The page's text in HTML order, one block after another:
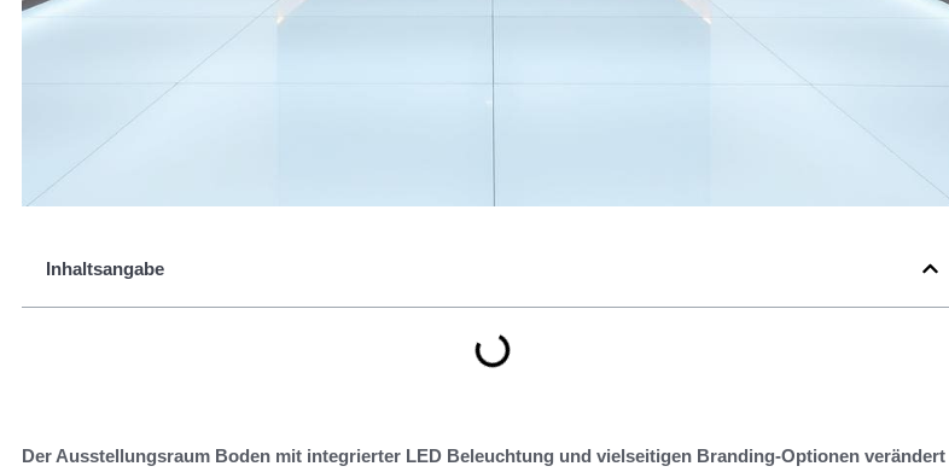
Inhaltsangabe
Der Ausstellungsraum Boden mit integrierter LED Beleuchtung und vielseitigen Branding-Optionen verändert